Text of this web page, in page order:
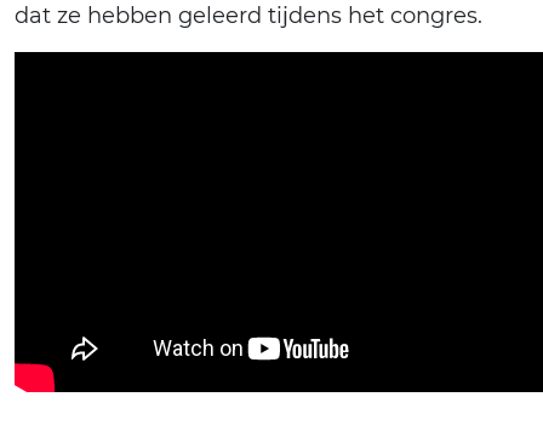
dat ze hebben geleerd tijdens het congres.